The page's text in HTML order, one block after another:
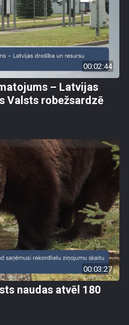
00:02:44
– Latvijas
Valsts robežsardzē
00:03:27
naudas atvēl 180